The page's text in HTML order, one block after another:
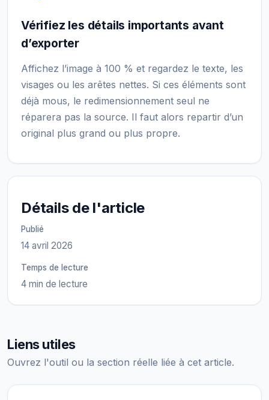
Vérifiez les détails importants avant
d’exporter
Affichez l’image à 100 % et regardez le texte, les
visages ou les arêtes nettes. Si ces éléments sont
déjà mous, le redimensionnement seul ne
réparera pas la source. Il faut alors repartir d’un
original plus grand ou plus propre.
Détails de l'article
Publié
14 avril 2026
Temps de lecture
4 min de lecture
Liens utiles
Ouvrez l'outil ou la section réelle liée à cet article.